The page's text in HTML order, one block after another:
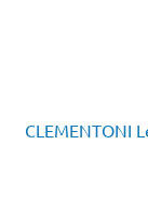
CLEMENTONI